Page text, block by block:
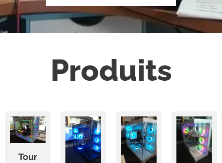
Produits
Tour